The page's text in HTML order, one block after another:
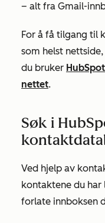
– alt fra Gmail-
For å få tilgang til
som helst
du bruker
nettet.
Søk i
Ved hjelp av
kontaktene du
forlate innboksen